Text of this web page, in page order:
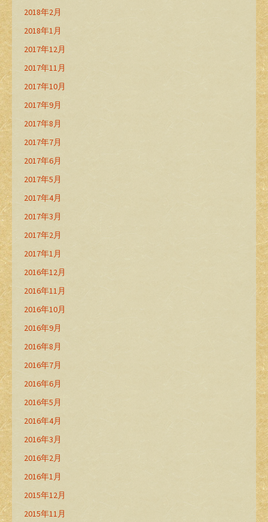
2018年2月
2018年1月
2017年12月
2017年11月
2017年10月
2017年9月
2017年8月
2017年7月
2017年6月
2017年5月
2017年4月
2017年3月
2017年2月
2017年1月
2016年12月
2016年11月
2016年10月
2016年9月
2016年8月
2016年7月
2016年6月
2016年5月
2016年4月
2016年3月
2016年2月
2016年1月
2015年12月
2015年11月